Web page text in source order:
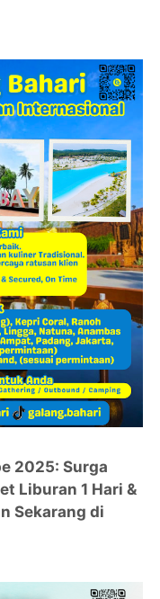
2025: Surga
Liburan 1 Hari &
Sekarang di